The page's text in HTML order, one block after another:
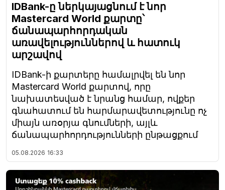
IDBank-ը ներկայացնում է նոր
Mastercard World քարտը՝
ճանապարհորդական
առավելություններով և հատուկ
արշավով
IDBank-ի քարտերը համալրվել են նոր
Mastercard World քարտով, որը
նախատեսված է նրանց համար, ովքեր
գնահատում են հարմարավետությունը ոչ
միայն առօրյա գնումների, այլև
ճանապարհորդությունների ընթացքում
05.08.2026 16:33